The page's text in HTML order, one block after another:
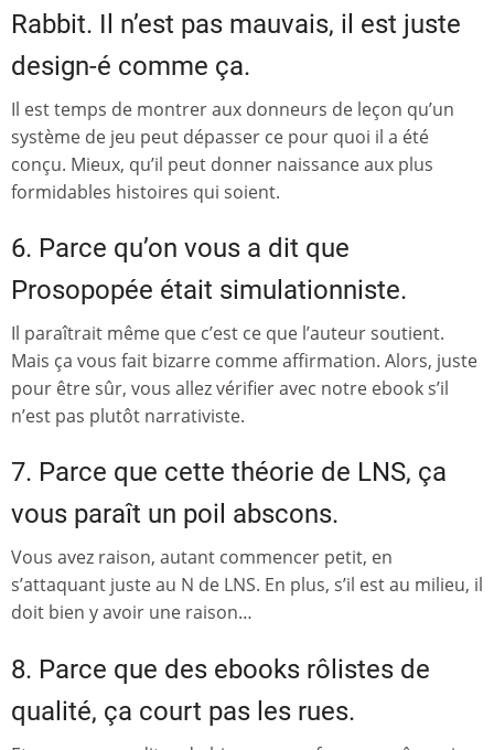
Rabbit. Il n’est pas mauvais, il est juste
design-é comme ça.
Il est temps de montrer aux donneurs de leçon qu’un
système de jeu peut dépasser ce pour quoi il a été
conçu. Mieux, qu’il peut donner naissance aux plus
formidables histoires qui soient.
6. Parce qu’on vous a dit que
Prosopopée était simulationniste.
Il paraîtrait même que c’est ce que l’auteur soutient.
Mais ça vous fait bizarre comme affirmation. Alors, juste
pour être sûr, vous allez vérifier avec notre ebook s’il
n’est pas plutôt narrativiste.
7. Parce que cette théorie de LNS, ça
vous paraît un poil abscons.
Vous avez raison, autant commencer petit, en
s’attaquant juste au N de LNS. En plus, s’il est au milieu, il
doit bien y avoir une raison…
8. Parce que des ebooks rôlistes de
qualité, ça court pas les rues.